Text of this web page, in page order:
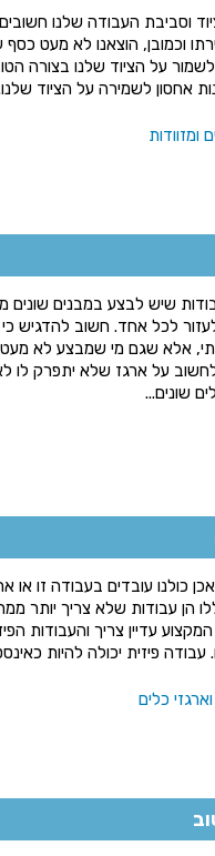
וסביבת העבודה שלנו
וכמובן, הוצאנו לא מעט כסף
על הציוד שלנו בצורה
אחסון לשמירה על הציוד
ומזוודות
שיש לבצע במבנים שונים
לעזור לכל אחד. חשוב להדגיש
אלא שגם מי שמבצע לא מעט
על ארגז שלא יתפרק לו
שונים...
כולנו עובדים בעבודה זו או
הן עבודות שלא צריך יותר
עדיין צריך והעבודות
פיזית יכולה להיות
כלים